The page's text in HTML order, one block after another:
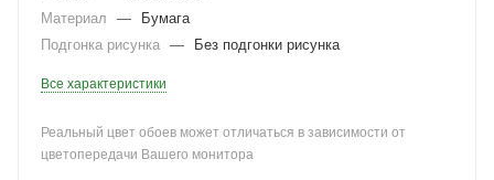
Материал
—
Бумага
Подгонка рисунка — Без подгонки рисунка
Все характеристики
Реальный цвет обоев может отличаться в зависимости от
цветопередачи Вашего монитора